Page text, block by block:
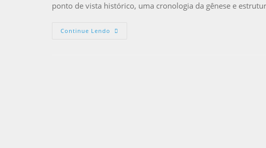
ponto de vista histórico, uma cronologia da gênese e
Continue Lendo